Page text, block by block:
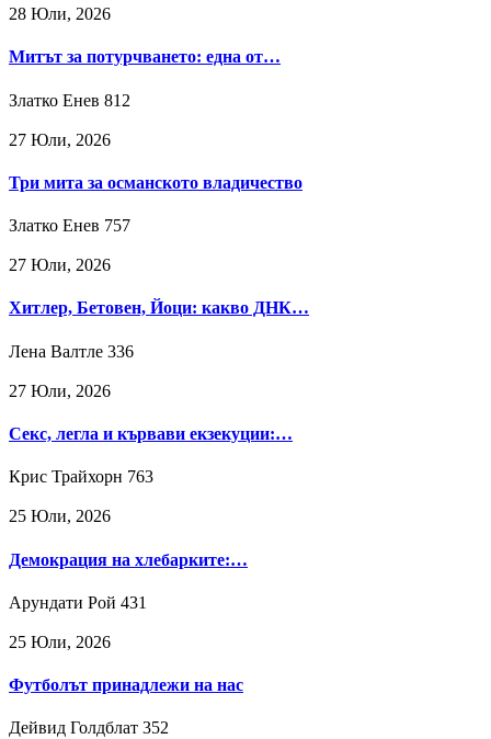
28 Юли, 2026
Митът за потурчването: една от…
Златко Енев 812
27 Юли, 2026
Три мита за османското владичество
Златко Енев 757
27 Юли, 2026
Хитлер, Бетовен, Йоци: какво ДНК…
Лена Валтле 336
27 Юли, 2026
Секс, легла и кървави екзекуции:…
Крис Трайхорн 763
25 Юли, 2026
Демокрация на хлебарките:…
Арундати Рой 431
25 Юли, 2026
Футболът принадлежи на нас
Дейвид Голдблат 352